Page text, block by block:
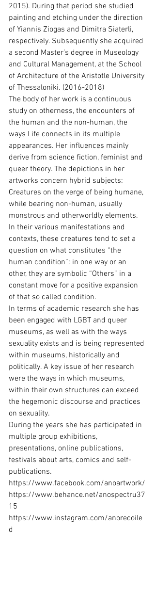
2015). During that period she studied
painting and etching under the direction
of Yiannis Ziogas and Dimitra Siaterli,
respectively. Subsequently she acquired
a second Master’s degree in Museology
and Cultural Management, at the School
of Architecture of the Aristotle University
of Thessaloniki. (2016-2018)
The body of her work is a continuous
study on otherness, the encounters of
the human and the non-human, the
ways Life connects in its multiple
appearances. Her influences mainly
derive from science fiction, feminist and
queer theory. The depictions in her
artworks concern hybrid subjects:
Creatures on the verge of being humane,
while bearing non-human, usually
monstrous and otherworldly elements.
In their various manifestations and
contexts, these creatures tend to set a
question on what constitutes “the
human condition”: in one way or an
other, they are symbolic “Others” in a
constant move for a positive expansion
of that so called condition.
In terms of academic research she has
been engaged with LGBT and queer
museums, as well as with the ways
sexuality exists and is being represented
within museums, historically and
politically. A key issue of her research
were the ways in which museums,
within their own structures can exceed
the hegemonic discourse and practices
on sexuality.
During the years she has participated in
multiple group exhibitions,
presentations, online publications,
festivals about arts, comics and self-
publications.
https://www.facebook.com/anoartwork/
https://www.behance.net/anospectru37
15
https://www.instagram.com/anorecoile
d